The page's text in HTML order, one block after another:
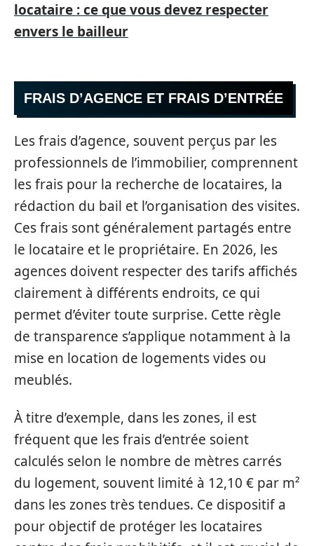
locataire : ce que vous devez respecter
envers le bailleur
FRAIS D’AGENCE ET FRAIS D’ENTRÉE
Les frais d’agence, souvent perçus par les
professionnels de l’immobilier, comprennent
les frais pour la recherche de locataires, la
rédaction du bail et l’organisation des visites.
Ces frais sont généralement partagés entre
le locataire et le propriétaire. En 2026, les
agences doivent respecter des tarifs affichés
clairement à différents endroits, ce qui
permet d’éviter toute surprise. Cette règle
de transparence s’applique notamment à la
mise en location de logements vides ou
meublés.
À titre d’exemple, dans les zones, il est
fréquent que les frais d’entrée soient
calculés selon le nombre de mètres carrés
du logement, souvent limité à 12,10 € par m²
dans les zones très tendues. Ce dispositif a
pour objectif de protéger les locataires